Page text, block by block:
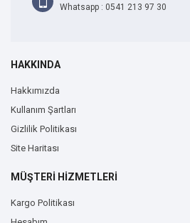
Whatsapp : 0541 213 97 30
HAKKINDA
Hakkımızda
Kullanım Şartları
Gizlilik Politikası
Site Haritası
MÜŞTERİ HİZMETLERİ
Kargo Politikası